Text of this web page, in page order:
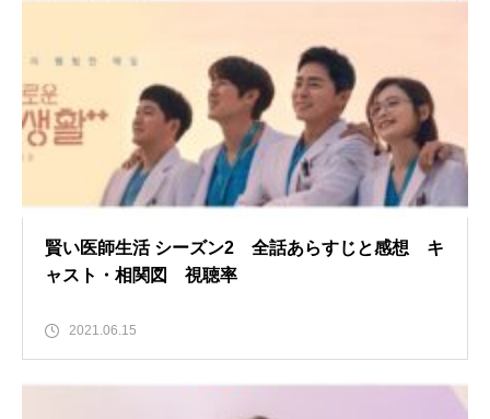
賢い医師生活 シーズン2 全話あらすじと感想 キ
ャスト・相関図 視聴率
2021.06.15